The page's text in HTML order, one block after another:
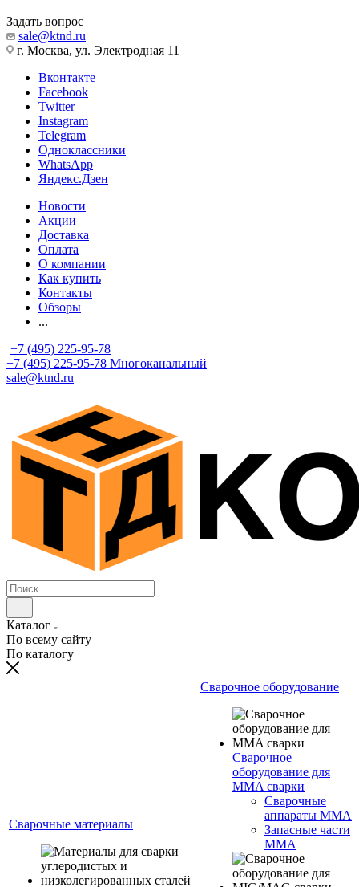
Задать вопрос
sale@ktnd.ru
г. Москва, ул. Электродная 11
Вконтакте
Facebook
Twitter
Instagram
Telegram
Одноклассники
WhatsApp
Яндекс.Дзен
Новости
Акции
Доставка
Оплата
О компании
Как купить
Контакты
Обзоры
...
+7 (495) 225-95-78
+7 (495) 225-95-78 Многоканальный
sale@ktnd.ru
Каталог
По всему сайту
По каталогу
Сварочные материалы
Сварочное оборудование
Сварочное
оборудование для
MMA сварки
Сварочные
аппараты MMA
Запасные части
MMA